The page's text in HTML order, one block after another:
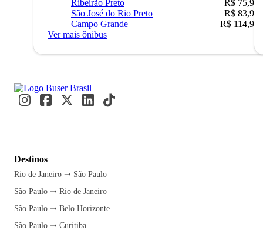
Ribeirão Preto
R$ 75,90
São José do Rio Preto
R$ 83,90
Campo Grande
R$ 114,90
Ver mais ônibus
Destinos
Rio de Janeiro ➝ São Paulo
São Paulo ➝ Rio de Janeiro
São Paulo ➝ Belo Horizonte
São Paulo ➝ Curitiba